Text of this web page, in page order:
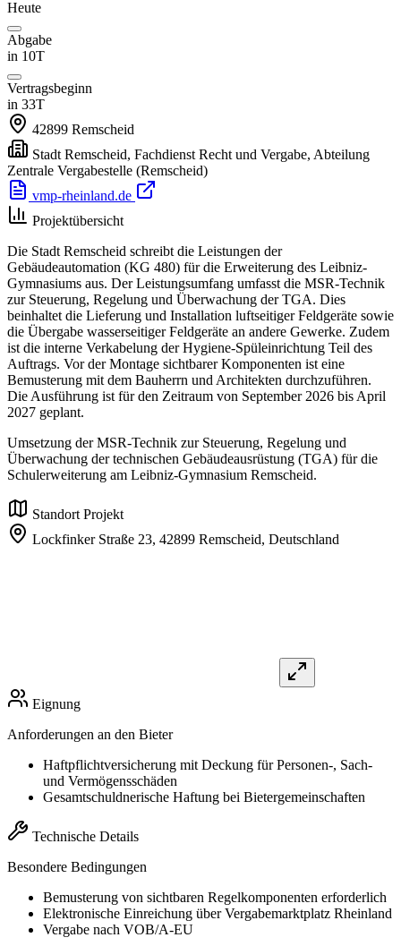
Heute
Abgabe
in 10T
Vertragsbeginn
in 33T
42899 Remscheid
Stadt Remscheid, Fachdienst Recht und Vergabe, Abteilung
Zentrale Vergabestelle (Remscheid)
vmp-rheinland.de
Projektübersicht
Die Stadt Remscheid schreibt die Leistungen der
Gebäudeautomation (KG 480) für die Erweiterung des Leibniz-
Gymnasiums aus. Der Leistungsumfang umfasst die MSR-Technik
zur Steuerung, Regelung und Überwachung der TGA. Dies
beinhaltet die Lieferung und Installation luftseitiger Feldgeräte sowie
die Übergabe wasserseitiger Feldgeräte an andere Gewerke. Zudem
ist die interne Verkabelung der Hygiene-Spüleinrichtung Teil des
Auftrags. Vor der Montage sichtbarer Komponenten ist eine
Bemusterung mit dem Bauherrn und Architekten durchzuführen.
Die Ausführung ist für den Zeitraum von September 2026 bis April
2027 geplant.
Umsetzung der MSR-Technik zur Steuerung, Regelung und
Überwachung der technischen Gebäudeausrüstung (TGA) für die
Schulerweiterung am Leibniz-Gymnasium Remscheid.
Standort Projekt
Lockfinker Straße 23, 42899 Remscheid, Deutschland
Eignung
Anforderungen an den Bieter
Haftpflichtversicherung mit Deckung für Personen-, Sach-
und Vermögensschäden
Gesamtschuldnerische Haftung bei Bietergemeinschaften
Technische Details
Besondere Bedingungen
Bemusterung von sichtbaren Regelkomponenten erforderlich
Elektronische Einreichung über Vergabemarktplatz Rheinland
Vergabe nach VOB/A-EU